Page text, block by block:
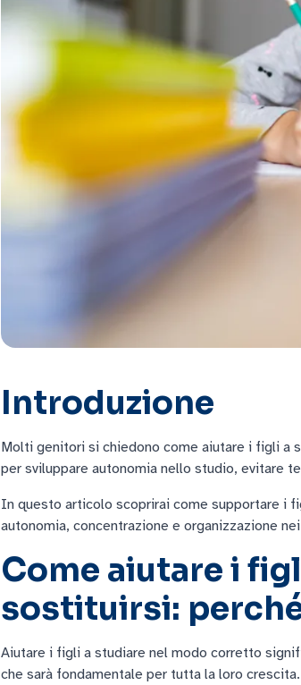
Introduzione
Molti genitori si chiedono come aiutare i figli a
per sviluppare autonomia nello studio, evitare
In questo articolo scoprirai come supportare i
autonomia, concentrazione e organizzazione
Come aiutare i
sostituirsi:
Aiutare i figli a studiare nel modo corretto
che sarà fondamentale per tutta la loro